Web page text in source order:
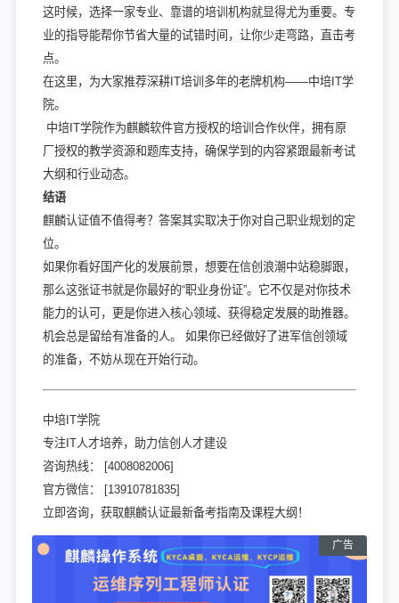
这时候，选择一家专业、靠谱的培训机构就显得尤为重要。专
业的指导能帮你节省大量的试错时间，让你少走弯路，直击考
点。
在这里，为大家推荐深耕IT培训多年的老牌机构——中培IT学
院。
中培IT学院作为麒麟软件官方授权的培训合作伙伴，拥有原
厂授权的教学资源和题库支持，确保学到的内容紧跟最新考试
大纲和行业动态。
结语
麒麟认证值不值得考？答案其实取决于你对自己职业规划的定
位。
如果你看好国产化的发展前景，想要在信创浪潮中站稳脚跟，
那么这张证书就是你最好的“职业身份证”。它不仅是对你技术
能力的认可，更是你进入核心领域、获得稳定发展的助推器。
机会总是留给有准备的人。 如果你已经做好了进军信创领域
的准备，不妨从现在开始行动。
中培IT学院
专注IT人才培养，助力信创人才建设
咨询热线： [4008082006]
官方微信： [13910781835]
立即咨询，获取麒麟认证最新备考指南及课程大纲！